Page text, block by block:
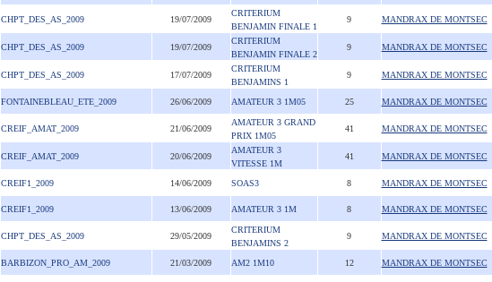
CHPT_DES_AS_2009 19/07/2009
CRITERIUM
BENJAMIN FINALE 1
9 MANDRAX DE MONTSEC
CHPT_DES_AS_2009 19/07/2009
CRITERIUM
BENJAMIN FINALE 2
9 MANDRAX DE MONTSEC
CHPT_DES_AS_2009 17/07/2009
CRITERIUM
BENJAMINS 1
9 MANDRAX DE MONTSEC
FONTAINEBLEAU_ETE_2009 26/06/2009 AMATEUR 3 1M05 25 MANDRAX DE MONTSEC
CREIF_AMAT_2009 21/06/2009
AMATEUR 3 GRAND
PRIX 1M05
41 MANDRAX DE MONTSEC
CREIF_AMAT_2009 20/06/2009
AMATEUR 3
VITESSE 1M
41 MANDRAX DE MONTSEC
CREIF1_2009 14/06/2009 SOAS3 8 MANDRAX DE MONTSEC
CREIF1_2009 13/06/2009 AMATEUR 3 1M 8 MANDRAX DE MONTSEC
CHPT_DES_AS_2009 29/05/2009
CRITERIUM
BENJAMINS 2
9 MANDRAX DE MONTSEC
BARBIZON_PRO_AM_2009 21/03/2009 AM2 1M10 12 MANDRAX DE MONTSEC